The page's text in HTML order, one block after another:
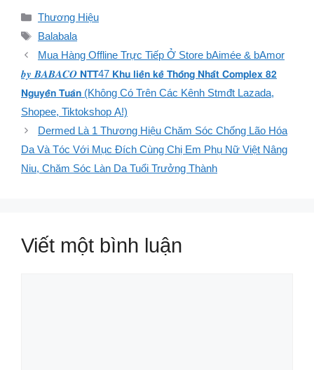
Danh
mục
Thương Hiệu
Thẻ
Balabala
Mua Hàng Offline Trực Tiếp Ở Store bAimée & bAmor
𝒃𝒚 𝑩𝑨𝑩𝑨𝑪𝑶 𝗡𝗧𝗧47 𝗞𝗵𝘂 𝗹𝗶𝗲̂̀𝗻 𝗸𝗲̂̀ 𝗧𝗵𝗼̂́𝗻𝗴 𝗡𝗵𝗮̂́𝘁 𝗖𝗼𝗺𝗽𝗹𝗲𝘅 𝟴𝟮
𝗡𝗴𝘂𝘆𝗲̂̃𝗻 𝗧𝘂𝗮̂𝗻 (Không Có Trên Các Kênh Stmđt Lazada,
Shopee, Tiktokshop Ạ!)
Dermed Là 1 Thương Hiệu Chăm Sóc Chống Lão Hóa
Da Và Tóc Với Mục Đích Cùng Chị Em Phụ Nữ Việt Nâng
Niu, Chăm Sóc Làn Da Tuổi Trưởng Thành
Viết một bình luận